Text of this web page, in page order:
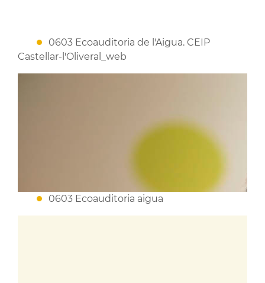
0603 Ecoauditoria de l'Aigua. CEIP
Castellar-l'Oliveral_web
0603 Ecoauditoria aigua